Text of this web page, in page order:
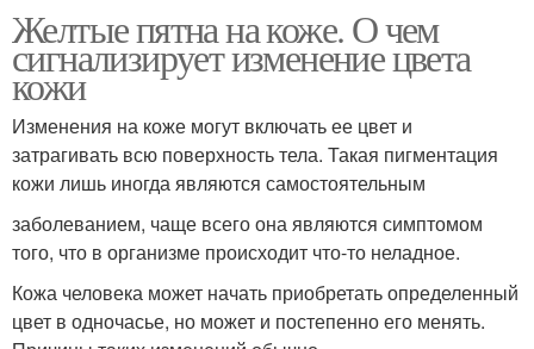
Желтые пятна на коже. О чем
сигнализирует изменение цвета
кожи
Изменения на коже могут включать ее цвет и
затрагивать всю поверхность тела. Такая пигментация
кожи лишь иногда являются самостоятельным
заболеванием, чаще всего она являются симптомом
того, что в организме происходит что-то неладное.
Кожа человека может начать приобретать определенный
цвет в одночасье, но может и постепенно его менять.